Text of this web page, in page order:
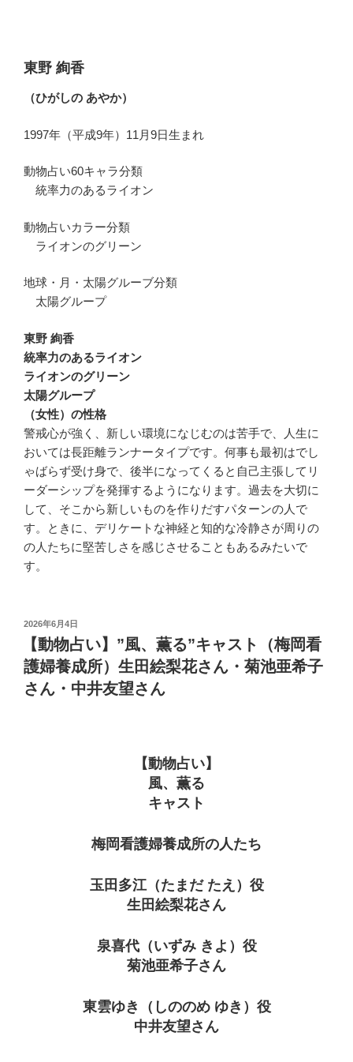
東野 絢香
（ひがしの あやか）
1997年（平成9年）11月9日生まれ
動物占い60キャラ分類
統率力のあるライオン
動物占いカラー分類
ライオンのグリーン
地球・月・太陽グルーブ分類
太陽グループ
東野 絢香
統率力のあるライオン
ライオンのグリーン
太陽グループ
（女性）の性格
警戒心が強く、新しい環境になじむのは苦手で、人生に
おいては長距離ランナータイプです。何事も最初はでし
ゃばらず受け身で、後半になってくると自己主張してリ
ーダーシップを発揮するようになります。過去を大切に
して、そこから新しいものを作りだすパターンの人で
す。ときに、デリケートな神経と知的な冷静さが周りの
の人たちに堅苦しさを感じさせることもあるみたいで
す。
投
日:
2026年6月4日
【動物占い】”風、薫る”キャスト（梅岡看
護婦養成所）生田絵梨花さん・菊池亜希子
さん・中井友望さん
【動物占い】
風、薫る
キャスト
梅岡看護婦養成所の人たち
玉田多江（たまだ たえ）役
生田絵梨花さん
泉喜代（いずみ きよ）役
菊池亜希子さん
東雲ゆき（しののめ ゆき）役
中井友望さん